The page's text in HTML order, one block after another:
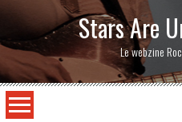
Stars Are
Le webzine